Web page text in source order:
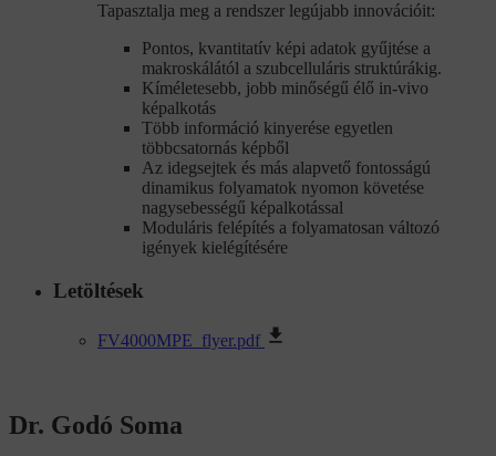
Tapasztalja meg a rendszer legújabb innovációit:
Pontos, kvantitatív képi adatok gyűjtése a
makroskálától a szubcelluláris struktúrákig.
Kíméletesebb, jobb minőségű élő in-vivo
képalkotás
Több információ kinyerése egyetlen
többcsatornás képből
Az idegsejtek és más alapvető fontosságú
dinamikus folyamatok nyomon követése
nagysebességű képalkotással
Moduláris felépítés a folyamatosan változó
igények kielégítésére
Letöltések
FV4000MPE_flyer.pdf
Dr. Godó Soma